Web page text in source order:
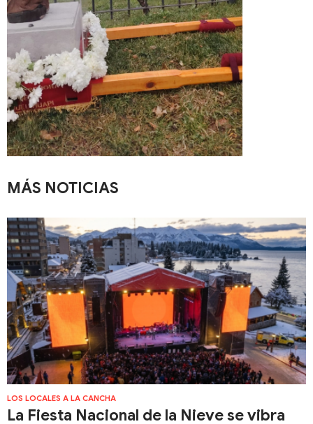
MÁS NOTICIAS
LOS LOCALES A LA CANCHA
La Fiesta Nacional de la Nieve se vibra